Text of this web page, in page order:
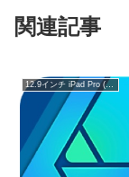
関連記事
12.9インチ iPad Pro (第1世代)